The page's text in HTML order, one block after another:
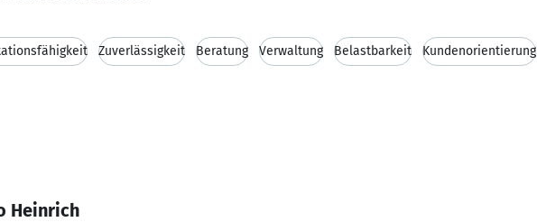
Zuverlässigkeit Beratung Verwaltung Belastbarkeit Kundenorientierung
Heinrich